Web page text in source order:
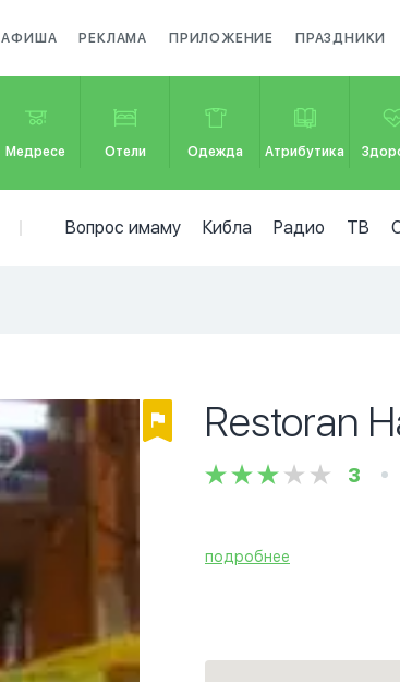
АФИША РЕКЛАМА ПРИЛОЖЕНИЕ ПРАЗДНИКИ
Медресе Отели Одежда Атрибутика
Вопрос имаму Кибла Радио ТВ
Restoran
3
подробнее